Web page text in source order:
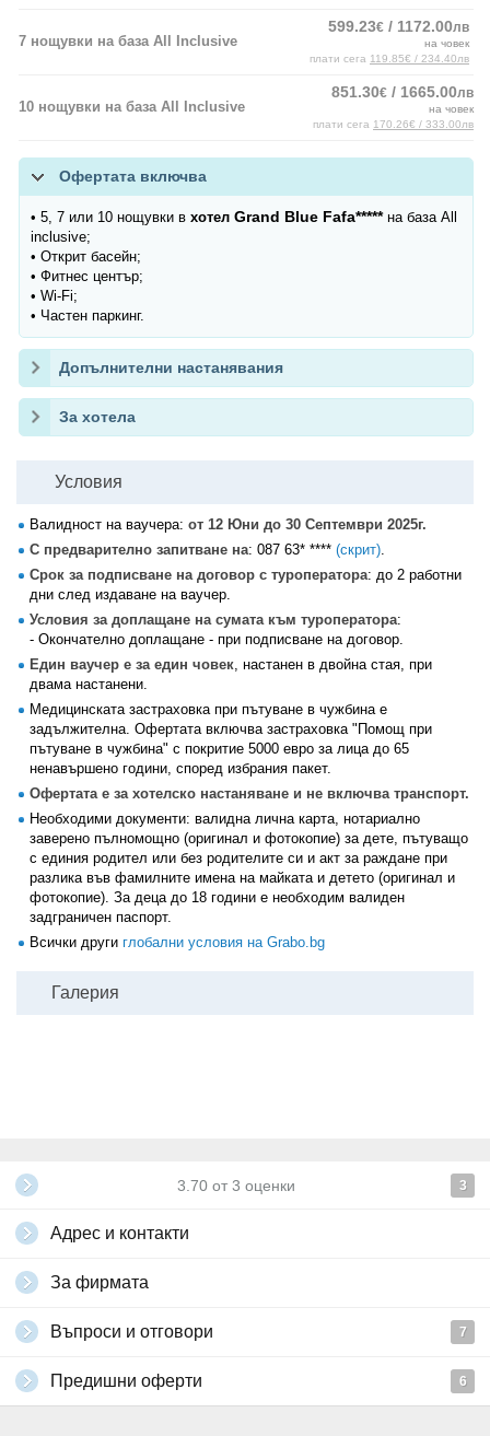
7 нощувки на база All Inclusive
599.23€ / 1172.00лв
на човек
плати сега 119.85€ / 234.40лв
10 нощувки на база All Inclusive
851.30€ / 1665.00лв
на човек
плати сега 170.26€ / 333.00лв
Офертата включва
• 5, 7 или 10 нощувки в хотел Grand Blue Fafa*****на база All
inclusive;
• Открит басейн;
• Фитнес център;
• Wi-Fi;
• Частен паркинг.
Допълнителни настанявания
За хотела
Условия
Валидност на ваучера: от 12 Юни до 30 Септември 2025г.
С предварително запитване на: 087 63* **** (скрит).
Срок за подписване на договор с туроператора: до 2 работни
дни след издаване на ваучер.
Условия за доплащане на сумата към туроператора:
- Окончателно доплащане - при подписване на договор.
Един ваучер е за един човек, настанен в двойна стая, при
двама настанени.
Медицинската застраховка при пътуване в чужбина е
задължителна. Офертата включва застраховка "Помощ при
пътуване в чужбина" с покритие 5000 евро за лица до 65
ненавършено години, според избрания пакет.
Офертата е за хотелско настаняване и не включва транспорт.
Необходими документи: валидна лична карта, нотариално
заверено пълномощно (оригинал и фотокопие) за дете, пътуващо
с единия родител или без родителите си и акт за раждане при
разлика във фамилните имена на майката и детето (оригинал и
фотокопие). За деца до 18 години е необходим валиден
задграничен паспорт.
Всички други глобални условия на Grabo.bg
Галерия
3.70 от 3 оценки 3
Адрес и контакти
За фирмата
Въпроси и отговори 7
Предишни оферти 6